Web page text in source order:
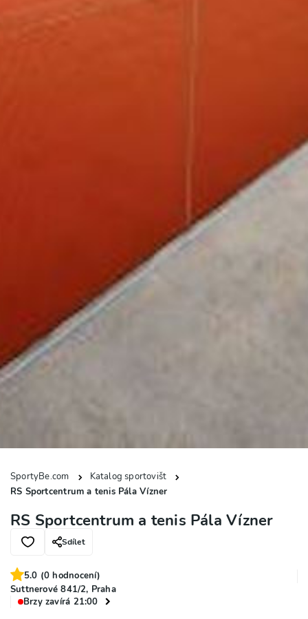
SportyBe.com
Katalog sportovišt
RS Sportcentrum a tenis Pála Vízner
RS Sportcentrum a tenis Pála Vízner
Sdílet
5.0 (0 hodnocení)
Suttnerové 841/2, Praha
Brzy zavírá 21:00